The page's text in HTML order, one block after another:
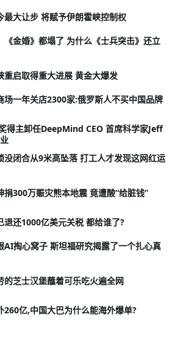
最大让步 将赋予伊朗霍峡控制权
《金婚》都塌了 为什么《士兵突击》还立
重启取得重大进展 黄金大爆发
场一年关店2300家:俄罗斯人不买中国品牌
得主卸任DeepMind CEO 首席科学家Jeff
没闭合从9米高坠落 打工人才发现这网红运
捐300万赈灾熊本地震 竟遭酸“给脏钱”
退还1000亿美元关税 都给谁了?
AI掏心窝子 斯坦福研究揭露了一个扎心真
的芝士汉堡蘸着可乐吃火遍全网
260亿,中国大巴为什么能海外爆单?